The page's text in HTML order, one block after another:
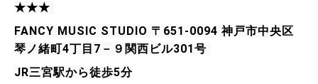
★★★
FANCY MUSIC STUDIO 〒651-0094 神戸市中央区
琴ノ緒町4丁目7－９関西ビル301号
JR三宮駅から徒歩5分